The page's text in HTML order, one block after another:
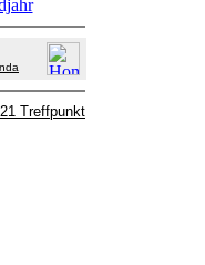
Treffpunkt